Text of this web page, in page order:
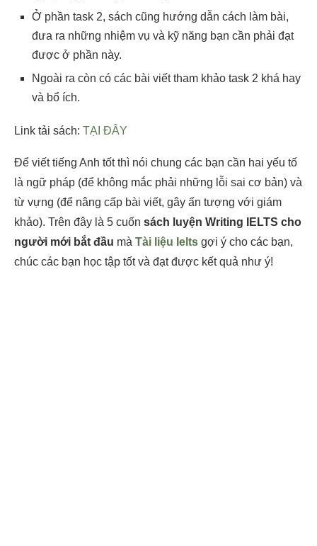
Ở phần task 2, sách cũng hướng dẫn cách làm bài,
đưa ra những nhiệm vụ và kỹ năng bạn cần phải đạt
được ở phần này.
Ngoài ra còn có các bài viết tham khảo task 2 khá hay
và bổ ích.
Link tải sách: TẠI ĐÂY
Để viết tiếng Anh tốt thì nói chung các bạn cần hai yếu tố
là ngữ pháp (để không mắc phải những lỗi sai cơ bản) và
từ vựng (để nâng cấp bài viết, gây ấn tượng với giám
khảo). Trên đây là 5 cuốn sách luyện Writing IELTS cho
người mới bắt đầu mà Tài liệu Ielts gợi ý cho các bạn,
chúc các bạn học tập tốt và đạt được kết quả như ý!